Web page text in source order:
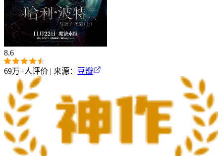
8.6
69万+人评价 | 来源： 豆瓣